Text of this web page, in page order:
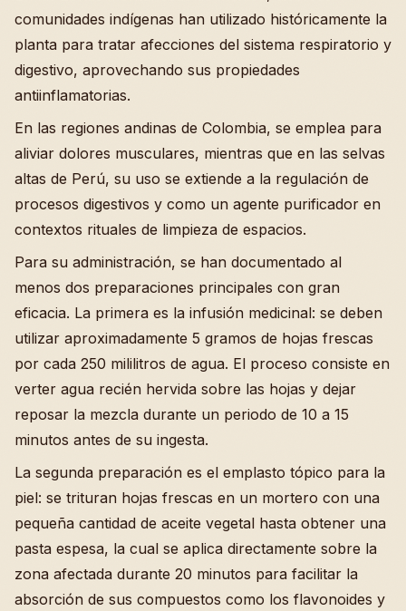
comunidades indígenas han utilizado históricamente la
planta para tratar afecciones del sistema respiratorio y
digestivo, aprovechando sus propiedades
antiinflamatorias.
En las regiones andinas de Colombia, se emplea para
aliviar dolores musculares, mientras que en las selvas
altas de Perú, su uso se extiende a la regulación de
procesos digestivos y como un agente purificador en
contextos rituales de limpieza de espacios.
Para su administración, se han documentado al
menos dos preparaciones principales con gran
eficacia. La primera es la infusión medicinal: se deben
utilizar aproximadamente 5 gramos de hojas frescas
por cada 250 mililitros de agua. El proceso consiste en
verter agua recién hervida sobre las hojas y dejar
reposar la mezcla durante un periodo de 10 a 15
minutos antes de su ingesta.
La segunda preparación es el emplasto tópico para la
piel: se trituran hojas frescas en un mortero con una
pequeña cantidad de aceite vegetal hasta obtener una
pasta espesa, la cual se aplica directamente sobre la
zona afectada durante 20 minutos para facilitar la
absorción de sus compuestos como los flavonoides y